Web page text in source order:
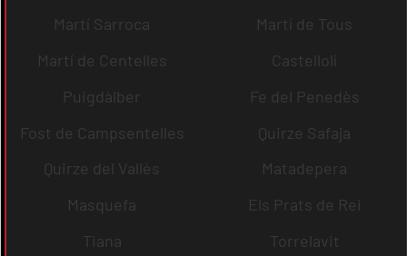
Martí Sarroca
Martí de Tous
Martí de Centelles
Castellolí
Puigdàlber
Fe del Penedès
Fost de Campsentelles
Quirze Safaja
Quirze del Vallès
Matadepera
Masquefa
Els Prats de Rei
Tiana
Torrelavit